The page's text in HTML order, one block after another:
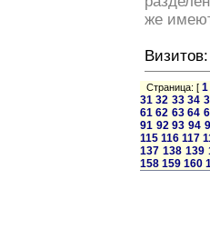
же
Визитов:
Страница: [1
31 32 33 34
61 62 63 64
91 92 93 94
115 116 117
137 138 139
158 159 160